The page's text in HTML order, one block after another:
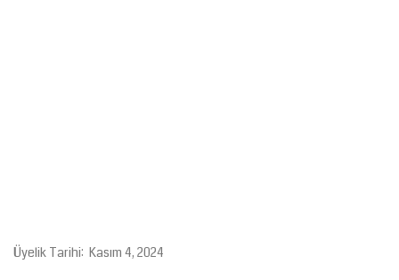
Sağlık
Üyelik Tarihi: Kasım 4, 2024